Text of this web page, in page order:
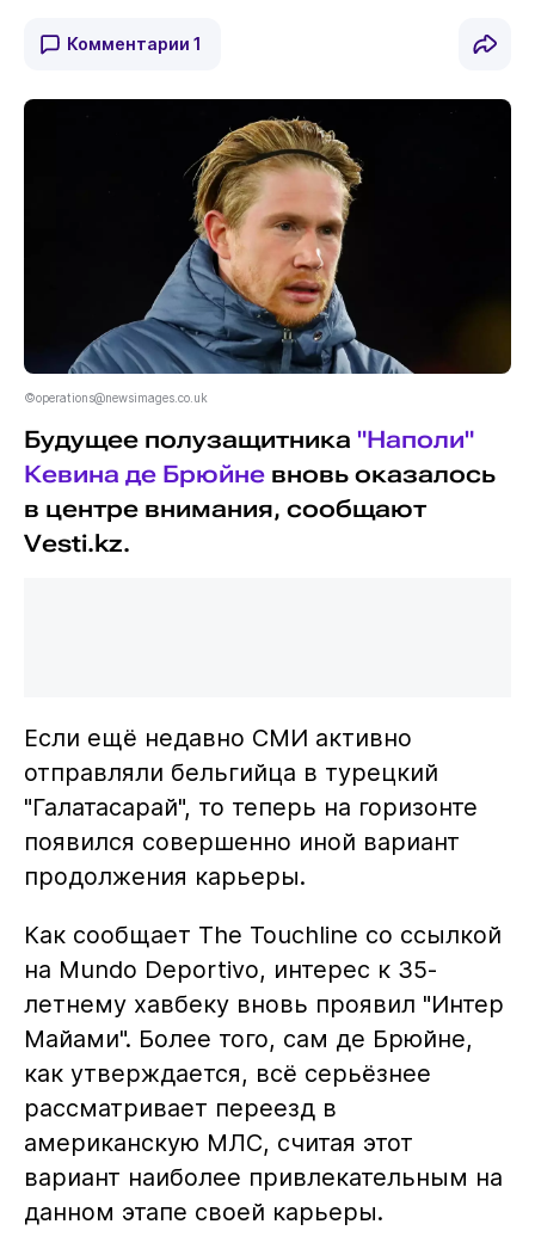
Комментарии 1
©operations@newsimages.co.uk
Будущее полузащитника "Наполи"
Кевина де Брюйневновь оказалось
в центре внимания, сообщают
Vesti.kz.
Если ещё недавно СМИ активно
отправляли бельгийца в турецкий
"Галатасарай", то теперь на горизонте
появился совершенно иной вариант
продолжения карьеры.
Как сообщает The Touchline со ссылкой
на Mundo Deportivo, интерес к 35-
летнему хавбеку вновь проявил "Интер
Майами". Более того, сам де Брюйне,
как утверждается, всё серьёзнее
рассматривает переезд в
американскую МЛС, считая этот
вариант наиболее привлекательным на
данном этапе своей карьеры.